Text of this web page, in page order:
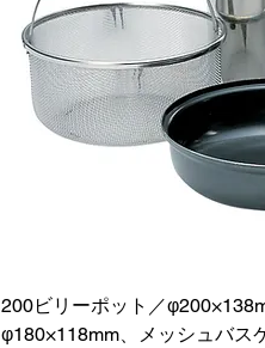
200ビリーポット／
φ180×118mm、メッシュバス